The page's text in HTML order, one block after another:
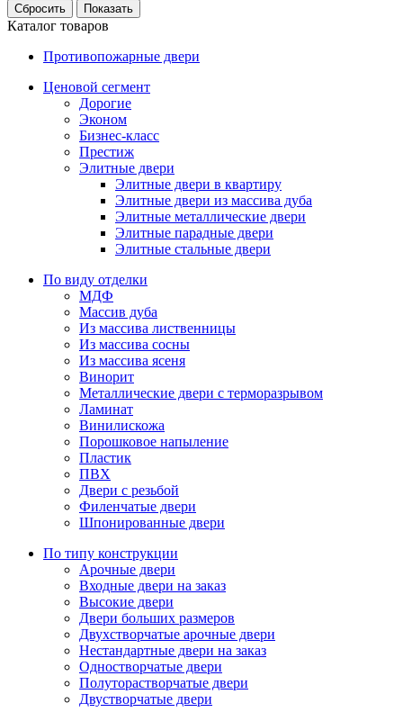
Каталог товаров
Противопожарные двери
Ценовой сегмент
Дорогие
Эконом
Бизнес-класс
Престиж
Элитные двери
Элитные двери в квартиру
Элитные двери из массива дуба
Элитные металлические двери
Элитные парадные двери
Элитные стальные двери
По виду отделки
МДФ
Массив дуба
Из массива лиственницы
Из массива сосны
Из массива ясеня
Винорит
Металлические двери с терморазрывом
Ламинат
Винилискожа
Порошковое напыление
Пластик
ПВХ
Двери с резьбой
Филенчатые двери
Шпонированные двери
По типу конструкции
Арочные двери
Входные двери на заказ
Высокие двери
Двери больших размеров
Двухстворчатые арочные двери
Нестандартные двери на заказ
Одностворчатые двери
Полуторастворчатые двери
Двустворчатые двери